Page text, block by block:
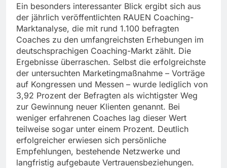
Ein besonders interessanter Blick ergibt sich aus
der jährlich veröffentlichten RAUEN Coaching-
Marktanalyse, die mit rund 1.100 befragten
Coaches zu den umfangreichsten Erhebungen im
deutschsprachigen Coaching-Markt zählt. Die
Ergebnisse überraschen. Selbst die erfolgreichste
der untersuchten Marketingmaßnahme – Vorträge
auf Kongressen und Messen – wurde lediglich von
3,92 Prozent der Befragten als wichtigster Weg
zur Gewinnung neuer Klienten genannt. Bei
weniger erfahrenen Coaches lag dieser Wert
teilweise sogar unter einem Prozent. Deutlich
erfolgreicher erwiesen sich persönliche
Empfehlungen, bestehende Netzwerke und
langfristig aufgebaute Vertrauensbeziehungen.